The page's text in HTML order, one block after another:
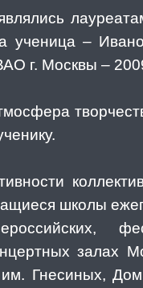
–
г. Москвы –
школы
залах
Гнесиных,